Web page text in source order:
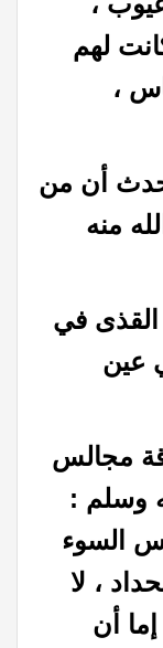
لهم
،
أن من
منه
القذى في
عين
مجالس
وسلم :
السوء
، لا
أن